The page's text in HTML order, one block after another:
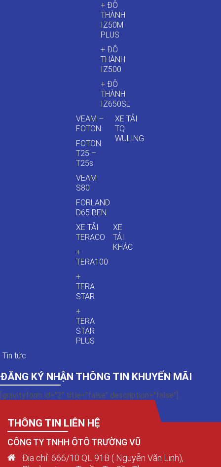
+ ĐÔ
THÀNH
IZ50M
PLUS
+ ĐÔ
THÀNH
IZ500
+ ĐÔ
THÀNH
IZ650SL
VEAM –
FOTON
FOTON
T25 –
T25s
VEAM
S80
FORLAND
D65 BEN
XE TẢI
TQ
WULING
XE TẢI
TERACO
+
TERA100
+
TERA
STAR
+
TERA
STAR
PLUS
XE
TẢI
KHÁC
Tin tức
ĐĂNG KÝ NHẬN THÔNG TIN KHUYẾN MÃI
[gravityform id="2" title="false" description="false"]
THÔNG TIN LIÊN HỆ
CÔNG TY TNHH ÔTÔ TRƯỜNG VŨ
Địa chỉ: 666/10 QL 91B ( Nguyễn Văn Linh),